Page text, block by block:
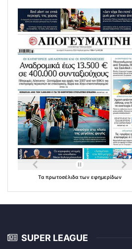
Τα πρωτοσέλιδα των εφημερίδων
SUPER LEAGUE